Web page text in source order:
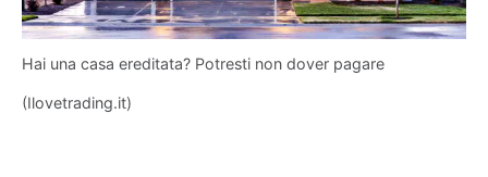
Hai una casa ereditata? Potresti non dover pagare
(Ilovetrading.it)